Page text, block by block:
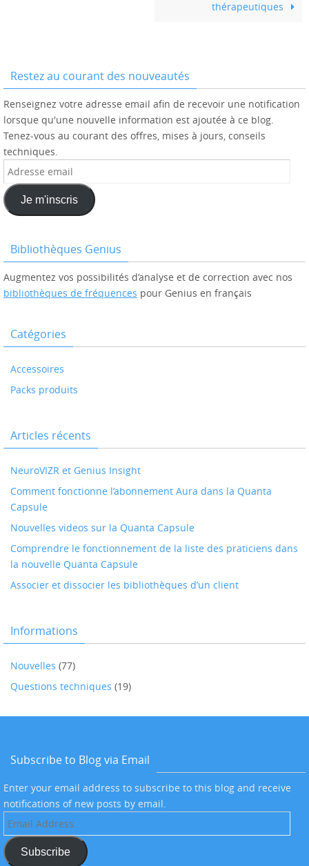
thérapeutiques
Restez au courant des nouveautés
Renseignez votre adresse email afin de recevoir une notification
lorsque qu'une nouvelle information est ajoutée à ce blog.
Tenez-vous au courant des offres, mises à jours, conseils
techniques.
Adresse
email
Je m'inscris
Bibliothèques Genius
Augmentez vos possibilités d’analyse et de correction avec nos
bibliothèques de fréquences pour Genius en français
Catégories
Accessoires
Packs produits
Articles récents
NeuroVIZR et Genius Insight
Comment fonctionne l’abonnement Aura dans la Quanta
Capsule
Nouvelles videos sur la Quanta Capsule
Comprendre le fonctionnement de la liste des praticiens dans
la nouvelle Quanta Capsule
Associer et dissocier les bibliothèques d’un client
Informations
Nouvelles (77)
Questions techniques (19)
Subscribe to Blog via Email
Enter your email address to subscribe to this blog and receive
notifications of new posts by email.
Email
Address
Subscribe